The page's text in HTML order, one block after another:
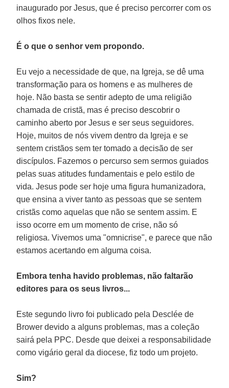
inaugurado por Jesus, que é preciso percorrer com os
olhos fixos nele.
É o que o senhor vem propondo.
Eu vejo a necessidade de que, na Igreja, se dê uma
transformação para os homens e as mulheres de
hoje. Não basta se sentir adepto de uma religião
chamada de cristã, mas é preciso descobrir o
caminho aberto por Jesus e ser seus seguidores.
Hoje, muitos de nós vivem dentro da Igreja e se
sentem cristãos sem ter tomado a decisão de ser
discípulos. Fazemos o percurso sem sermos guiados
pelas suas atitudes fundamentais e pelo estilo de
vida. Jesus pode ser hoje uma figura humanizadora,
que ensina a viver tanto as pessoas que se sentem
cristãs como aquelas que não se sentem assim. E
isso ocorre em um momento de crise, não só
religiosa. Vivemos uma "omnicrise", e parece que não
estamos acertando em alguma coisa.
Embora tenha havido problemas, não faltarão
editores para os seus livros...
Este segundo livro foi publicado pela Desclée de
Brower devido a alguns problemas, mas a coleção
sairá pela PPC. Desde que deixei a responsabilidade
como vigário geral da diocese, fiz todo um projeto.
Sim?